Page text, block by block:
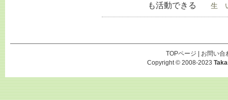
も活動できる
生 い
TOPページ
お問い合
Copyright © 2008-2023